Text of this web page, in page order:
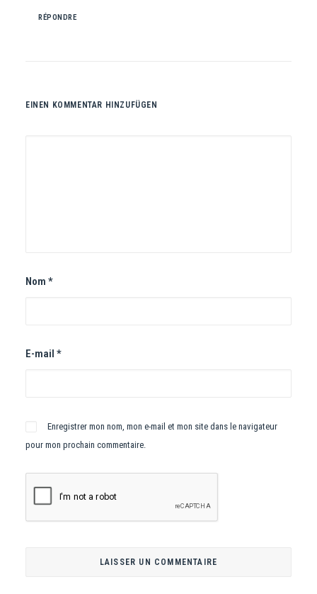
RÉPONDRE
EINEN KOMMENTAR HINZUFÜGEN
Nom *
E-mail *
Enregistrer mon nom, mon e-mail et mon site dans le navigateur
pour mon prochain commentaire.